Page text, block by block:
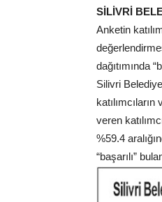
SİLİVRİ
Anketin
dağıtımında
Silivri
veren
%59.4
“başarılı”